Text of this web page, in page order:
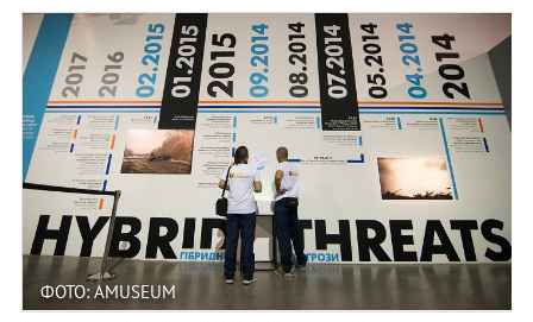
ФОТО: AMUSEUM